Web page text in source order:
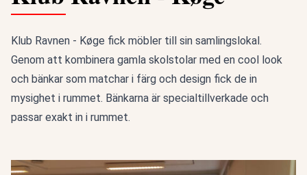
Klub Ravnen - Køge fick möbler till sin samlingslokal.
Genom att kombinera gamla skolstolar med en cool look
och bänkar som matchar i färg och design fick de in
mysighet i rummet. Bänkarna är specialtillverkade och
passar exakt in i rummet.